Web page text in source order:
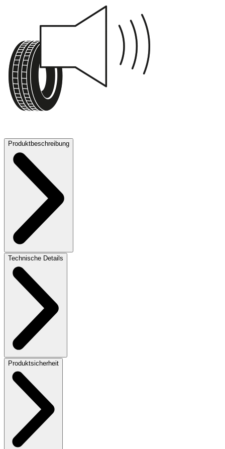
Produktbeschreibung
Technische Details
Produktsicherheit